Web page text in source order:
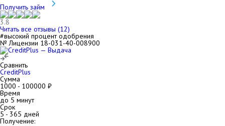
Получить займ
3.8
Читать все отзывы (12)
#высокий процент одобрения
№ Лицензии 18-031-40-008900
Сравнить
CreditPlus
Сумма
1000 - 100000 ₽
Время
до 5 минут
Срок
5- 365 дней
Получение: